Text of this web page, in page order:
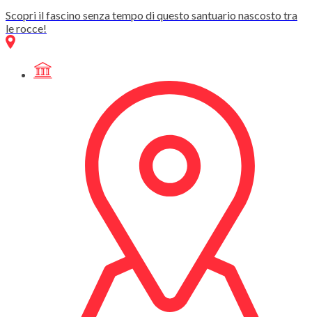
Scopri il fascino senza tempo di questo santuario nascosto tra
le rocce!